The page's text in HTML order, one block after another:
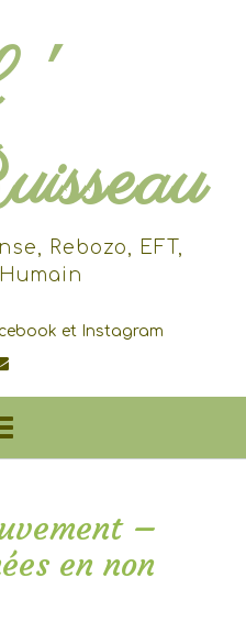
'
Rebozo, EFT,
et Instagram
–
en non